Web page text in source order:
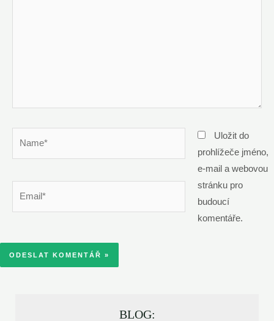
Uložit do
prohlížeče jméno,
e-mail a webovou
stránku pro
budoucí
komentáře.
BLOG: